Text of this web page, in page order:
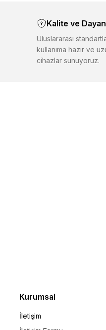
Kalite ve
Uluslararası
kullanıma hazır ve
cihazlar sunuyoruz.
Kurumsal
İletişim